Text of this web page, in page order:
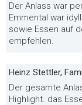
Der Anlass war
Emmental war
sowie Essen auf
empfehlen.
Heinz Stettler,
Der gesamte
Highlight. das